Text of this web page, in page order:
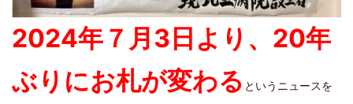
2024年７月3日より、20年
ぶりにお札が変わる というニュースを